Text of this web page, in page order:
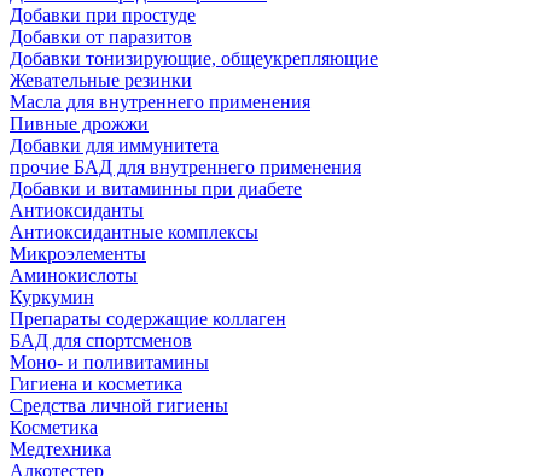
Добавки при простуде
Добавки от паразитов
Добавки тонизирующие, общеукрепляющие
Жевательные резинки
Масла для внутреннего применения
Пивные дрожжи
Добавки для иммунитета
прочие БАД для внутреннего применения
Добавки и витаминны при диабете
Антиоксиданты
Антиоксидантные комплексы
Микроэлементы
Аминокислоты
Куркумин
Препараты содержащие коллаген
БАД для спортсменов
Моно- и поливитамины
Гигиена и косметика
Средства личной гигиены
Косметика
Медтехника
Алкотестер